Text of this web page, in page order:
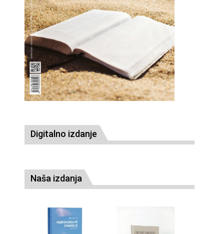
Digitalno izdanje
Naša izdanja